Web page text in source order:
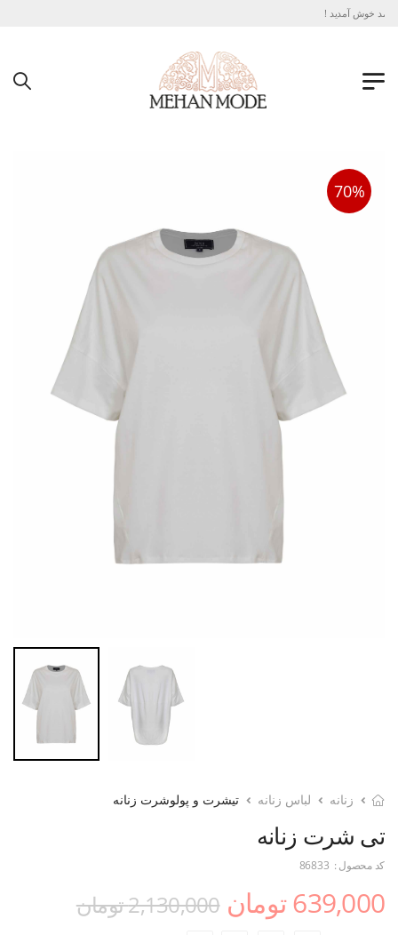
مد خوش آمدید !
70%
زنانه لباس زنانه تیشرت و پولوشرت زنانه
تی شرت زنانه
کد محصول : 86833
639,000 تومان 2,130,000 تومان